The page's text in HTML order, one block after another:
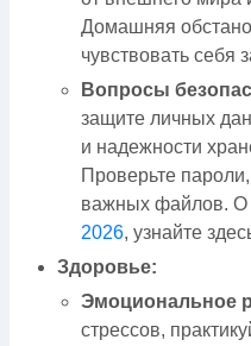
Домашняя
чувствовать себя
Вопросы
защите личных
и надежности
Проверьте
важных файлов. О
2026, узнайте
Здоровье:
Эмоциональное
стрессов,